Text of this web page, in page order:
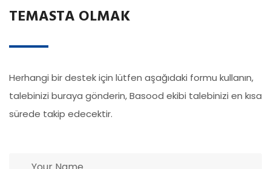
TEMASTA OLMAK
Herhangi bir destek için lütfen aşağıdaki formu kullanın,
talebinizi buraya gönderin, Basood ekibi talebinizi en kısa
sürede takip edecektir.